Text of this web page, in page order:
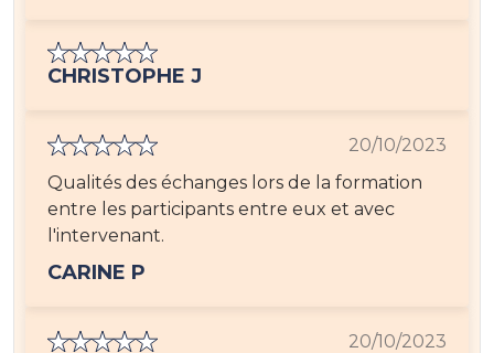
CHRISTOPHE J
20/10/2023
Qualités des échanges lors de la formation
entre les participants entre eux et avec
l'intervenant.
CARINE P
20/10/2023